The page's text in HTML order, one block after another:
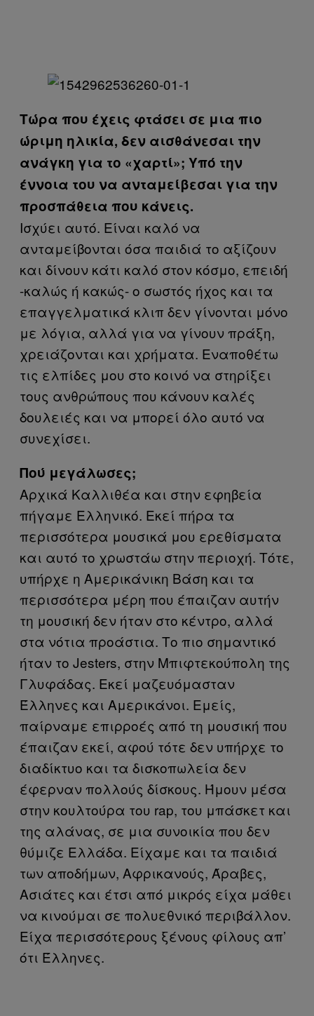
Τώρα που έχεις φτάσει σε μια πιο
ώριμη ηλικία, δεν αισθάνεσαι την
ανάγκη για το «χαρτί»; Υπό την
έννοια του να ανταμείβεσαι για την
προσπάθεια που κάνεις.
Ισχύει αυτό. Είναι καλό να
ανταμείβονται όσα παιδιά το αξίζουν
και δίνουν κάτι καλό στον κόσμο, επειδή
-καλώς ή κακώς- ο σωστός ήχος και τα
επαγγελματικά κλιπ δεν γίνονται μόνο
με λόγια, αλλά για να γίνουν πράξη,
χρειάζονται και χρήματα. Εναποθέτω
τις ελπίδες μου στο κοινό να στηρίξει
τους ανθρώπους που κάνουν καλές
δουλειές και να μπορεί όλο αυτό να
συνεχίσει.
Πού μεγάλωσες;
Αρχικά Καλλιθέα και στην εφηβεία
πήγαμε Ελληνικό. Εκεί πήρα τα
περισσότερα μουσικά μου ερεθίσματα
και αυτό το χρωστάω στην περιοχή. Τότε,
υπήρχε η Αμερικάνικη Βάση και τα
περισσότερα μέρη που έπαιζαν αυτήν
τη μουσική δεν ήταν στο κέντρο, αλλά
στα νότια προάστια. Το πιο σημαντικό
ήταν το Jesters, στην Μπιφτεκούπολη της
Γλυφάδας. Εκεί μαζευόμασταν
Έλληνες και Αμερικάνοι. Εμείς,
παίρναμε επιρροές από τη μουσική που
έπαιζαν εκεί, αφού τότε δεν υπήρχε το
διαδίκτυο και τα δισκοπωλεία δεν
έφερναν πολλούς δίσκους. Ήμουν μέσα
στην κουλτούρα του rap, του μπάσκετ και
της αλάνας, σε μια συνοικία που δεν
θύμιζε Ελλάδα. Είχαμε και τα παιδιά
των αποδήμων, Αφρικανούς, Άραβες,
Ασιάτες και έτσι από μικρός είχα μάθει
να κινούμαι σε πολυεθνικό περιβάλλον.
Είχα περισσότερους ξένους φίλους απ’
ότι Έλληνες.